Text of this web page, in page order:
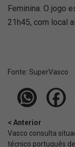
Feminina. O jogo
21h45, com local
Fonte: SuperVasco‎‎‎‎‎‎
< Anterior
Vasco consulta
técnico português